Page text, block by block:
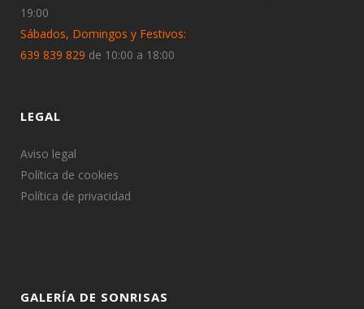
19:00
Sábados, Domingos y Festivos:
639 839 829 de 10:00 a 18:00
LEGAL
Aviso legal
Política de cookies
Política de privacidad
GALERÍA DE SONRISAS